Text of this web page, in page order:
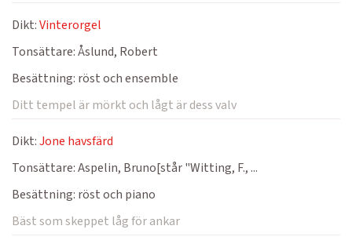
Dikt:Vinterorgel
Tonsättare:Åslund, Robert
Besättning: röst och ensemble
Ditt tempel är mörkt och lågt är dess valv
Dikt:Jone havsfärd
Tonsättare:Aspelin, Bruno[står "Witting, F., ...
Besättning: röst och piano
Bäst som skeppet låg för ankar